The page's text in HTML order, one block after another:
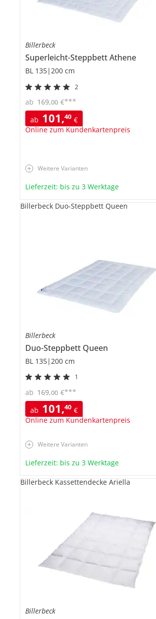
Billerbeck
Superleicht-SteppbettAthene
BL 135|200 cm
2
ab 101,40 €
Online zum Kundenkartenpreis
ab 169,00 €***
Weitere Varianten
Lieferzeit: bis zu 3 Werktage
Billerbeck
Duo-Steppbett Queen
BL 135|200 cm
1
ab 101,40 €
Online zum Kundenkartenpreis
ab 169,00 €***
Billerbeck Duo-Steppbett Queen
Weitere Varianten
Lieferzeit: bis zu 3 Werktage
Billerbeck
Billerbeck Kassettendecke Ariella